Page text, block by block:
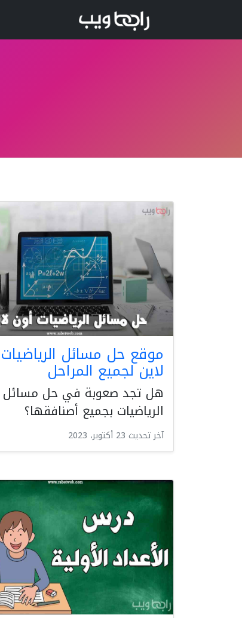
موقع حل مسائل
لاين لجميع المراحل
هل تجد صعوبة في حل مسائل
الرياضيات بجميع أصنافقها؟
آخر تحديث 23 أكتوبر، 2023